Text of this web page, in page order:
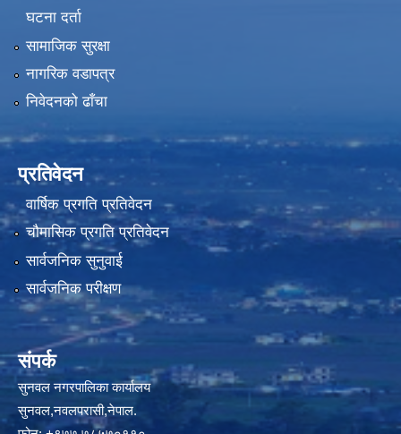
घटना दर्ता
सामाजिक सुरक्षा
नागरिक वडापत्र
निवेदनको ढाँचा
प्रतिवेदन
वार्षिक प्रगति प्रतिवेदन
चौमासिक प्रगति प्रतिवेदन
सार्वजनिक सुनुवाई
सार्वजनिक परीक्षण
संपर्क
सुनवल नगरपालिका कार्यालय
सुनवल,नवलपरासी,नेपाल.